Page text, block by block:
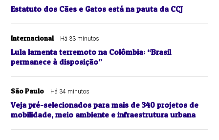
Estatuto dos Cães e Gatos está na pauta da CCJ
Internacional Há 33 minutos
Lula lamenta terremoto na Colômbia: “Brasil
permanece à disposição”
São Paulo Há 34 minutos
Veja pré-selecionados para mais de 340 projetos de
mobilidade, meio ambiente e infraestrutura urbana